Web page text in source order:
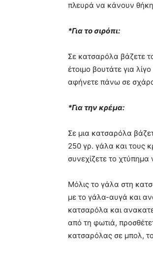
πλευρά να κάνουν θήκη
*Για το σιρόπι:
Σε κατσαρόλα βάζετε
έτοιμο βουτάτε για
αφήνετε πάνω σε
*Για την κρέμα:
Σε μια κατσαρόλα
250 γρ. γάλα και τους
συνεχίζετε το
Μόλις το γάλα στη
με το γάλα-αυγά και
κατσαρόλα και
από τη φωτιά,
κατσαρόλας σε μπολ,